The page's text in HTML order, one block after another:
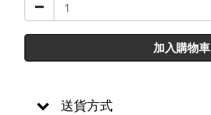
加入購物車
送貨方式